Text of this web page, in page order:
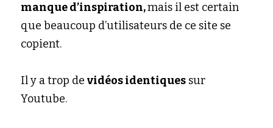
manque d’inspiration, mais il est certain
que beaucoup d’utilisateurs de ce site se
copient.
Il y a trop de vidéos identiques sur
Youtube.